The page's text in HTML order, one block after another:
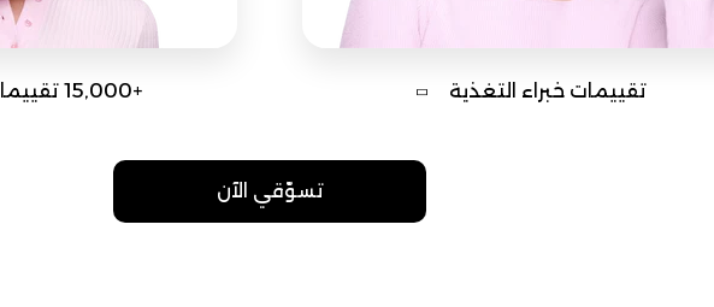
تقييمات خبراء التغذية +15,000 تقييمات العملاء
تسوّقي الآن